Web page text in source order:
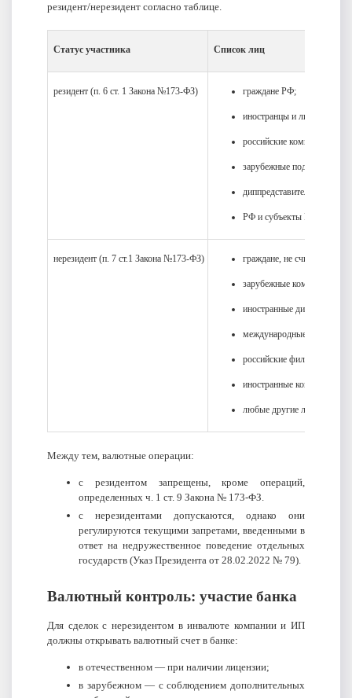
резидент/нерезидент согласно таблице.
Статус участника Список лиц
резидент (п. 6 ст. 1 Закона №173-ФЗ) граждане РФ;
иностранцы и лица без
российские компании;
зарубежные
диппредставительства и
РФ и субъекты РФ,
нерезидент (п. 7 ст.1 Закона №173-ФЗ) граждане, не считающиеся
зарубежные компании и
иностранные
международные
российские филиалы и
иностранные компании,
любые другие лица,
Между тем, валютные операции:
с резидентом запрещены, кроме операций,
определенных ч. 1 ст. 9 Закона № 173-ФЗ.
с нерезидентами допускаются, однако они
регулируются текущими запретами, введенными в
ответ на недружественное поведение отдельных
государств (Указ Президента от 28.02.2022 № 79).
Валютный контроль: участие банка
Для сделок с нерезидентом в инвалюте компании и ИП
должны открывать валютный счет в банке:
в отечественном — при наличии лицензии;
в зарубежном — с соблюдением дополнительных